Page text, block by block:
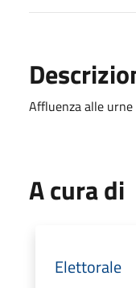
Affluenza alle
A cura di
Elettorale